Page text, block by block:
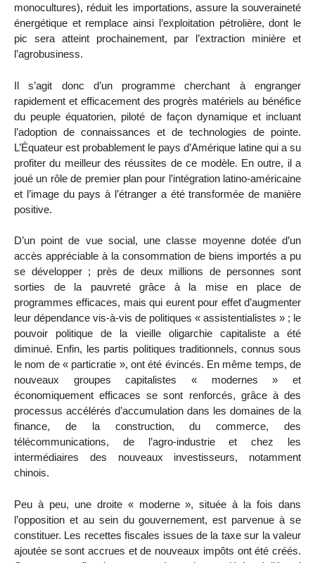
monocultures), réduit les importations, assure la souveraineté
énergétique et remplace ainsi l’exploitation pétrolière, dont le
pic sera atteint prochainement, par l’extraction minière et
l’agrobusiness.
Il s’agit donc d’un programme cherchant à engranger
rapidement et efficacement des progrès matériels au bénéfice
du peuple équatorien, piloté de façon dynamique et incluant
l’adoption de connaissances et de technologies de pointe.
L’Équateur est probablement le pays d’Amérique latine qui a su
profiter du meilleur des réussites de ce modèle. En outre, il a
joué un rôle de premier plan pour l’intégration latino-américaine
et l’image du pays à l’étranger a été transformée de manière
positive.
D’un point de vue social, une classe moyenne dotée d’un
accès appréciable à la consommation de biens importés a pu
se développer ; près de deux millions de personnes sont
sorties de la pauvreté grâce à la mise en place de
programmes efficaces, mais qui eurent pour effet d’augmenter
leur dépendance vis-à-vis de politiques « assistentialistes » ; le
pouvoir politique de la vieille oligarchie capitaliste a été
diminué. Enfin, les partis politiques traditionnels, connus sous
le nom de « particratie », ont été évincés. En même temps, de
nouveaux groupes capitalistes « modernes » et
économiquement efficaces se sont renforcés, grâce à des
processus accélérés d’accumulation dans les domaines de la
finance, de la construction, du commerce, des
télécommunications, de l’agro-industrie et chez les
intermédiaires des nouveaux investisseurs, notamment
chinois.
Peu à peu, une droite « moderne », située à la fois dans
l’opposition et au sein du gouvernement, est parvenue à se
constituer. Les recettes fiscales issues de la taxe sur la valeur
ajoutée se sont accrues et de nouveaux impôts ont été créés.